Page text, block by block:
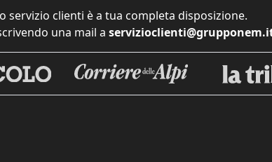
servizio clienti è a tua completa disposizione.
una mail a